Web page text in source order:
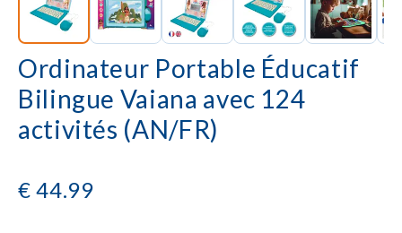
Ordinateur Portable Éducatif
Bilingue Vaiana avec 124
activités (AN/FR)
€ 44.99